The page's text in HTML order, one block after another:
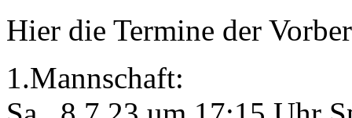
Hier die Termine der
1.Mannschaft: